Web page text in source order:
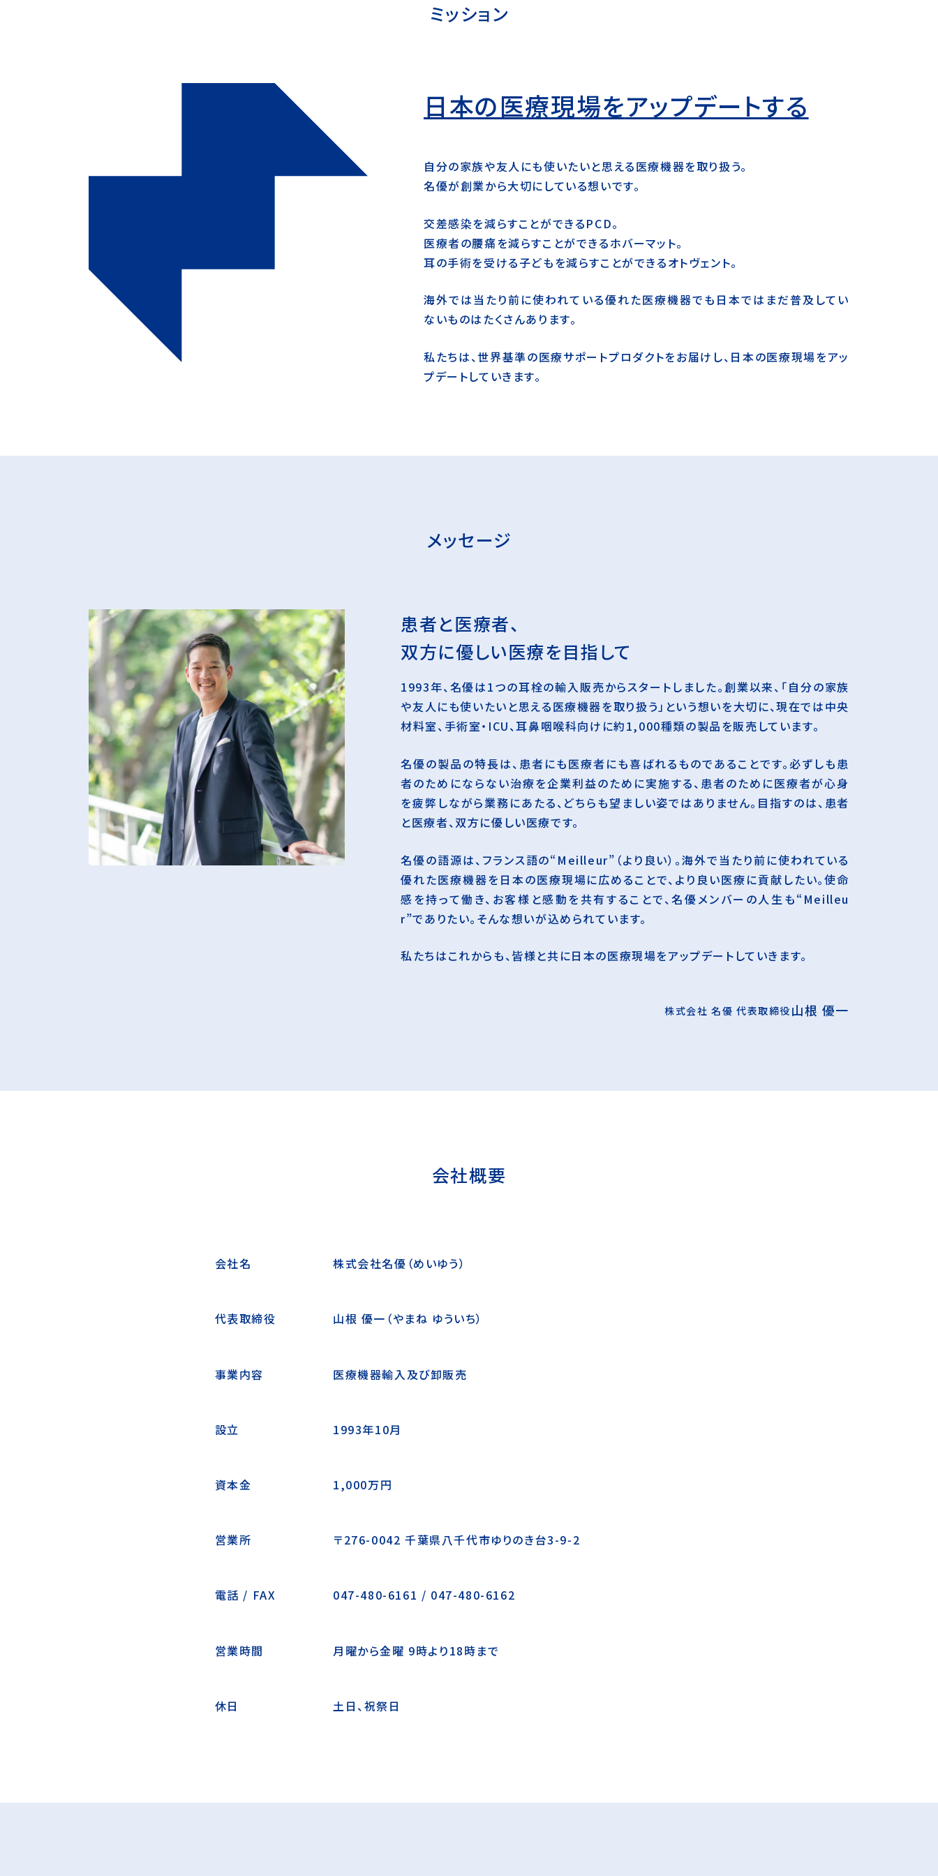
ミッション
日本の医療現場をアップデートする
自分の家族や友人にも使いたいと思える医療機器を取り扱う。
名優が創業から大切にしている想いです。
交差感染を減らすことができるPCD。
医療者の腰痛を減らすことができるホバーマット。
耳の手術を受ける子どもを減らすことができるオトヴェント。
海外では当たり前に使われている優れた医療機器でも 日本ではまだ普及してい
ないものはたくさんあります。
私たちは、世界基準の医療サポートプロダクトをお届けし、 日本の医療現場をアッ
プデートしていきます。
メッセージ
患者と医療者、
双方に優しい医療を目指して
1993年、名優は1つの耳栓の輸入販売からスタートしました。創業以来、「自分の家族
や友人にも使いたいと思える医療機器を取り扱う」という想いを大切に、現在では中央
材料室、手術室・ICU、耳鼻咽喉科向けに約1,000種類の製品を販売しています。
名優の製品の特長は、患者にも医療者にも喜ばれるものであることです。必ずしも患
者のためにならない治療を企業利益のために実施する、患者のために医療者が心身
を疲弊しながら業務にあたる、どちらも望ましい姿ではありません。目指すのは、患者
と医療者、双方に優しい医療です。
名優の語源は、フランス語の“Meilleur”（より良い）。海外で当たり前に使われている
優れた医療機器を日本の医療現場に広めることで、より良い医療に貢献したい。使命
感を持って働き、お客様と感動を共有することで、名優メンバーの人生も“Meilleu
r”でありたい。そんな想いが込められています。
私たちはこれからも、皆様と共に日本の医療現場をアップデートしていきます。
株式会社 名優 代表取締役 山根 優一
会社概要
会社名 株式会社名優（めいゆう）
代表取締役 山根 優一 （やまね ゆういち）
事業内容 医療機器輸入及び卸販売
設立 1993年10月
資本金 1,000万円
営業所 〒276-0042 千葉県八千代市ゆりのき台3-9-2
電話 / FAX 047-480-6161 / 047-480-6162
営業時間 月曜から金曜 9時より18時まで
休日 土日、祝祭日